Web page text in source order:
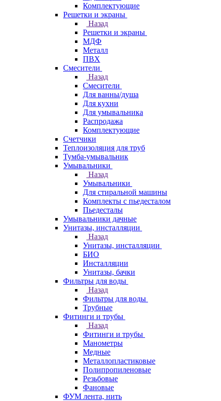
Комплектующие
Решетки и экраны
Назад
Решетки и экраны
МДФ
Металл
ПВХ
Смесители
Назад
Смесители
Для ванны/душа
Для кухни
Для умывальника
Распродажа
Комплектующие
Счетчики
Теплоизоляция для труб
Тумба-умывальник
Умывальники
Назад
Умывальники
Для стиральной машины
Комплекты с пьедесталом
Пьедесталы
Умывальники дачные
Унитазы, инсталляции
Назад
Унитазы, инсталляции
БИО
Инсталляции
Унитазы, бачки
Фильтры для воды
Назад
Фильтры для воды
Трубные
Фитинги и трубы
Назад
Фитинги и трубы
Манометры
Медные
Металлопластиковые
Полипропиленовые
Резьбовые
Фановые
ФУМ лента, нить